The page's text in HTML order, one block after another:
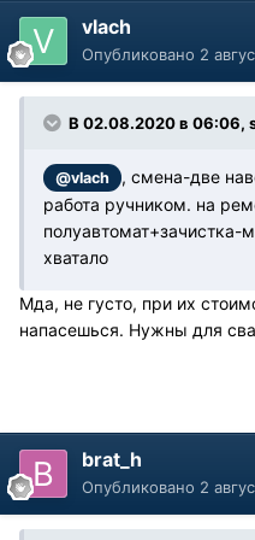
vlach
Опубликовано 2
В 02.08.2020 в 06:06,
@vlach
, смена-две
работа ручником. на
хватало
Мда, не густо, при их
напасешься. Нужны для
brat_h
Опубликовано 2